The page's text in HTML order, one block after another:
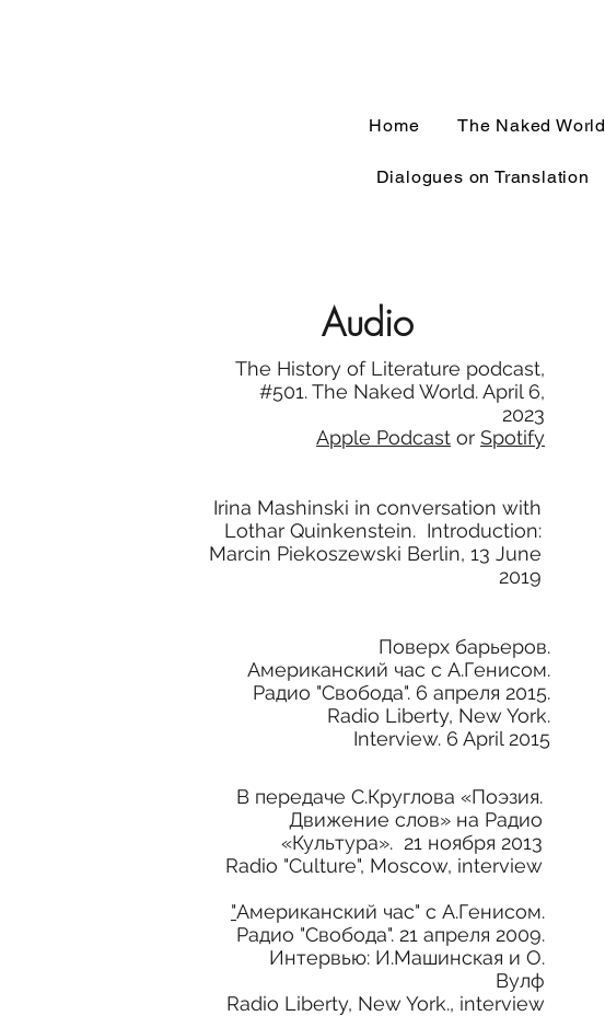
Home The Naked World
Dialogues on Translation
Audio
The History of Literature podcast,
#501. The Naked World. April 6,
2023
Apple Podcast or Spotify
Irina Mashinski in conversation with
Lothar Quinkenstein. Introduction:
Marcin Piekoszewski Berlin, 13 June
2019
Поверх барьеров.
Американский час с А.Генисом.
Радио "Свобода". 6 апреля 2015.
Radio Liberty, New York.
Interview. 6 April 2015
В передаче С.Круглова «Поэзия.
Движение слов» на Радио
«Культура». 21 ноября 2013
Radio "Culture", Moscow, interview
"Американский час" с А.Генисом.
Радио "Свобода". 21 апреля 2009.
Интервью: И.Машинская и О.
Вулф
Radio Liberty, New York., interview